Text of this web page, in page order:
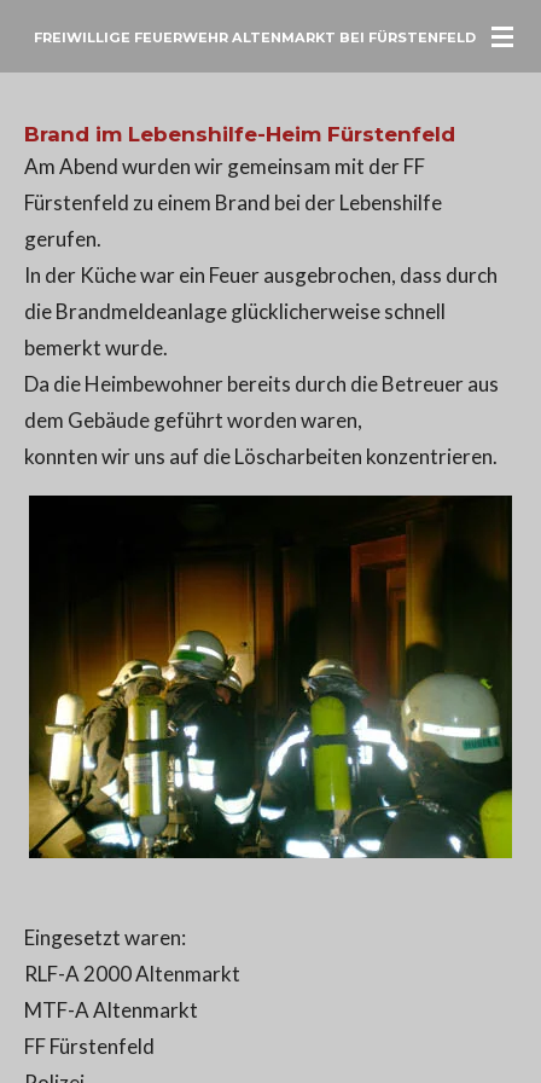
ZumFREIWILLIGE FEUERWEHR ALTENMARKT BEI FÜRSTENFELD
Brand im Lebenshilfe-Heim Fürstenfeld
Am Abend wurden wir gemeinsam mit der FF
Fürstenfeld zu einem Brand bei der Lebenshilfe
gerufen.
In der Küche war ein Feuer ausgebrochen, dass durch
die Brandmeldeanlage glücklicherweise schnell
bemerkt wurde.
Da die Heimbewohner bereits durch die Betreuer aus
dem Gebäude geführt worden waren,
konnten wir uns auf die Löscharbeiten konzentrieren.
Eingesetzt waren:
RLF-A 2000 Altenmarkt
MTF-A Altenmarkt
FF Fürstenfeld